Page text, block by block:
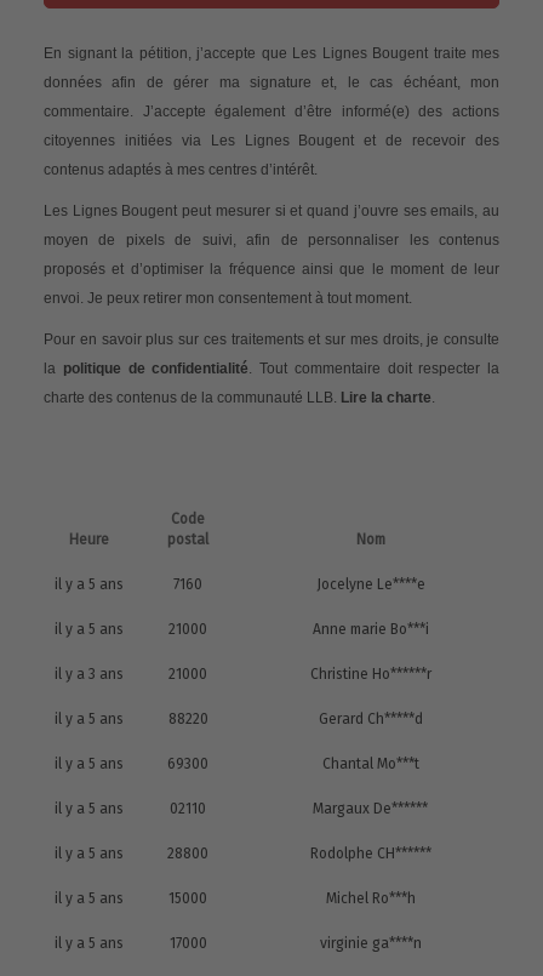
En signant la pétition, j’accepte que Les Lignes Bougent traite mes
données afin de gérer ma signature et, le cas échéant, mon
commentaire. J’accepte également d’être informé(e) des actions
citoyennes initiées via Les Lignes Bougent et de recevoir des
contenus adaptés à mes centres d’intérêt.
Les Lignes Bougent peut mesurer si et quand j’ouvre ses emails, au
moyen de pixels de suivi, afin de personnaliser les contenus
proposés et d’optimiser la fréquence ainsi que le moment de leur
envoi. Je peux retirer mon consentement à tout moment.
Pour en savoir plus sur ces traitements et sur mes droits, je consulte
la politique de confidentialité. Tout commentaire doit respecter la
charte des contenus de la communauté LLB. Lire la charte.
Heure
Code
postal
Nom
il y a 5 ans 7160 Jocelyne Le****e
il y a 5 ans 21000 Anne marie Bo***i
il y a 3 ans 21000 Christine Ho******r
il y a 5 ans 88220 Gerard Ch*****d
il y a 5 ans 69300 Chantal Mo***t
il y a 5 ans 02110 Margaux De******
il y a 5 ans 28800 Rodolphe CH******
il y a 5 ans 15000 Michel Ro***h
il y a 5 ans 17000 virginie ga****n